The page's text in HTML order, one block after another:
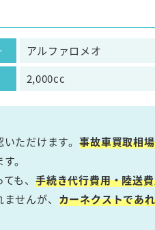
アルファロメオ
2,000cc
ただけます。事故車買取相
。
も、 手続き代行費用・陸送
せんが、 カーネクストであ